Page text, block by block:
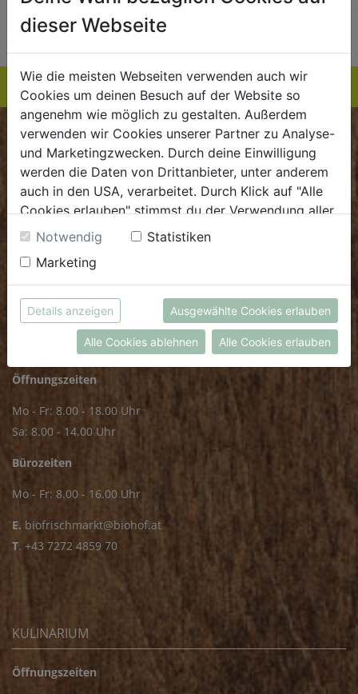
EINKAUFSLISTE
BIOKISTE
Kundenservice
Mo - Do: 8.00 - 16.00 Uhr
Fr: 8.00 - 15.00 Uhr
.dieBiokiste@biohof.at
T.+43 7272 2597
FRISCHMARKT
Öffnungszeiten
Mo - Fr: 8.00 - 18.00 Uhr
Sa: 8.00 - 14.00 Uhr
Bürozeiten
Mo - Fr: 8.00 - 16.00 Uhr
E. biofrischmarkt@biohof.at
T. +43 7272 4859 70
KULINARIUM
Öffnungszeiten
dieser Webseite
Wie die meisten Webseiten verwenden auch wir
Cookies um deinen Besuch auf der Website so
angenehm wie möglich zu gestalten. Außerdem
verwenden wir Cookies unserer Partner zu Analyse-
und Marketingzwecken. Durch deine Einwilligung
werden die Daten von Drittanbieter, unter anderem
auch in den USA, verarbeitet. Durch Klick auf "Alle
Cookies erlauben" stimmst du der Verwendung aller
Cookies zu. Unter "Details anzeigen" findest du alle
Infos zu den unterschiedlichen Cookies, du kannst
auch entscheiden, welche Cookies du erlauben
möchtest.
Weitere Informationen findest du in unserer
Datenschutzerklärung
bzw. imImpressum
Notwendig
Statistiken
Marketing
Details anzeigen Ausgewählte Cookies erlauben
Alle Cookies ablehnen Alle Cookies erlauben